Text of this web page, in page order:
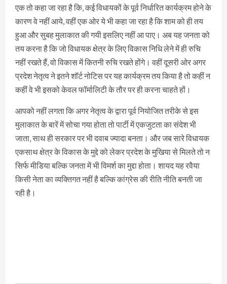
एक तो कहा जा रहा है कि, कई विधायकों के पूर्व निर्धारित कार्यक्रम होने के
कारण वे नहीं आये, वहीं एक ओर ये भी कहा जा रहा है कि शाम को ही तय
हुआ और सुबह मुलाकात की गयी इसलिए नहीं आ पाए। अब यह जनता को
तय करना है कि जो विधायक क्षेत्र के लिए विकास निधि लेने में ही रुचि
नहीं रखते हैं, वो विकास में कितनी रुचि रखते होंगे। वहीं दूसरी ओर अगर
प्रदेश नेतृत्व ने इतने शॉर्ट नोटिस पर यह कार्यक्रम तय किया है तो कहीं न
कहीं वे भी इसको केवल फॉर्मालिटी के तौर पर ही करना चाहते हों।
आपको नहीं लगता कि अगर नेतृत्व के द्वारा पूर्व नियोजित तरीके से इस
मुलाकात के बारें में सोचा गया होता तो पार्टी में एकजुटता का संदेश भी
जाता, साथ ही सरकार पर भी दवाब ज्यादा बनता। और जब सारे विधायक
एकसाथ क्षेत्र के विकास के मुद्दे को लेकर प्रदेश के मुखिया से मिलते तो न
सिर्फ मीडिया बल्कि जनता में भी विमर्श का मुद्दा होता। शायद यह रवैया
किसी नेता का व्यक्तिगत नहीं है बल्कि कांग्रेस की रीति नीति बनती जा
रही है।